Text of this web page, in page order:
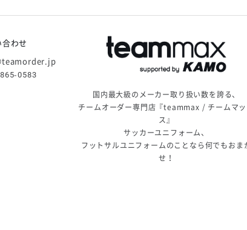
合わせ
0583
国内最大級のメーカー取り扱い数を誇る、
チームオーダー専門店『teammax / チームマッ
ス』
サッカーユニフォーム、
フットサルユニフォームのことなら何でもおま
せ！